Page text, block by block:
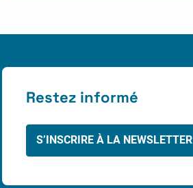
Restez informé
S’INSCRIRE À LA NEWSLETTER